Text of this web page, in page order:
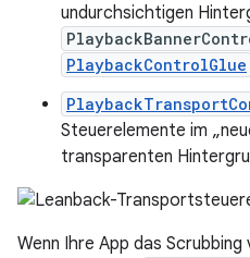
undurchsichtigen
PlaybackControlGlue
Steuerelemente im
transparenten
Wenn Ihre App das